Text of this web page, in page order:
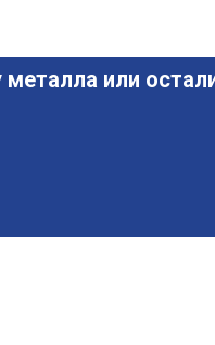
металла или